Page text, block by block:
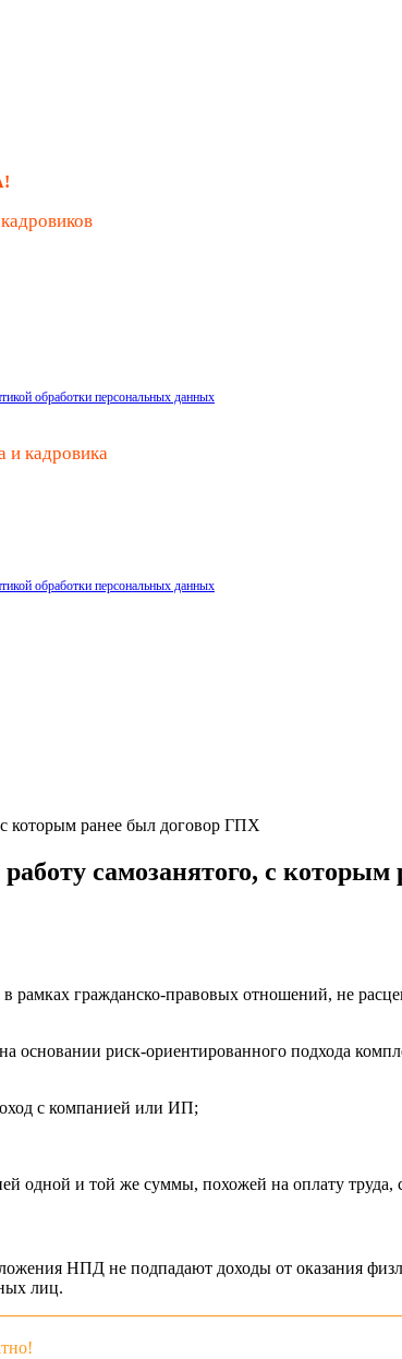
обработки персональных данных
и кадровика
обработки персональных данных
которым ранее был договор ГПХ
самозанятого, с
рамках гражданско-правовых отношений, не
основании риск-ориентированного подхода
с компанией или ИП;
одной и той же суммы, похожей на оплату труда,
НПД не подпадают доходы от оказания
лиц.